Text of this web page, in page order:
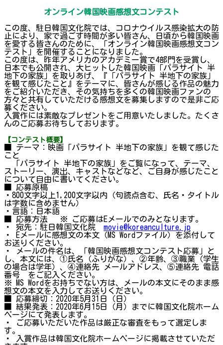
オンライン韓国映画感想文コンテスト
この度、駐日韓国文化院では、コロナウイルス感染拡大の防
止により、家で過ごす時間が多い皆さん、日頃から韓国映画
を愛する皆さんのために、「オンライン韓国映画感想文コン
テスト」を開催することになりました。
この度は、昨年アメリカのアカデミー賞で4部門を受賞し、
日本でも公開され、大ヒットした韓国映画「パラサイト 半
地下の家族」を取りあげ、『「パラサイト 半地下の家族」
を観て感じたこと』をテーマに、皆さんが感じる作品の魅力
をご紹介いただき、その気持ちを多くの韓国映画ファンの
方々と共有していただける感想文を募集しますので是非ご応
募ください。
入賞作には素敵なプレゼントをご用意いたしました。たくさ
んのご応募お待ちしております。
【コンテスト概要】
■ テーマ：映画「パラサイト 半地下の家族」を観て感じた
こと
「パラサイト 半地下の家族」をご覧になって、テーマ、
ストーリー、演出、キャストなどなど、ご自身が感じたこと
について自由に書いてください。
■ 応募原稿
・800文字以上1,200文字以内（句読点含む、氏名・タイトル
は字数に含めません）
・言語：日本語
■ 応募方法 ※ ご応募はEメールでのみとなります。
・ 宛先：駐日韓国文化院 movie@koreanculture.jp
・ Eメールに感想文の本文（MS Wordファイル）を添付して
お送りください。
・ メールの件名は、「韓国映画感想文コンテスト応募」と
し、本文には、①氏名（ふりがな）、②年齢、③職業（学生
の場合は学年）、④連絡先 メールアドレス、⑤連絡先 電話
番号 をご記入ください。
※ MS Wordをお持ちでない方は、メールの本文にそのまま感
想文の本文を入力してお送りください。
■ 応募締切：2020年5月31日（日）
■ 結果発表：2020年6月15日（月）までに韓国文化院ホーム
ページにて発表します。
・ ご応募いただいた作品は厳正な審査をもって選定しま
す。
・ 入賞作品は韓国文化院ホームページに掲載させていただ